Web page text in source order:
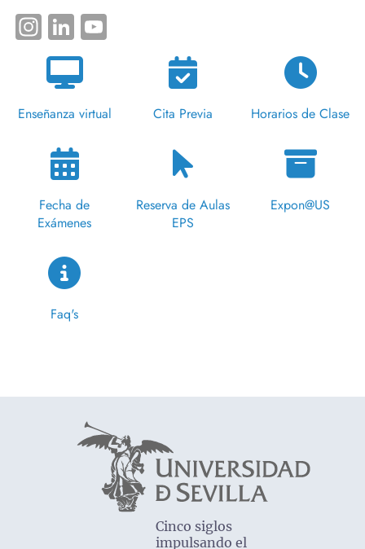
Instagram
LinkedIn
Enseñanza virtual Cita Previa Horarios de Clase
Fecha de
Exámenes
Reserva de Aulas
EPS
Expon@US
Faq's
Cinco siglos
impulsando el